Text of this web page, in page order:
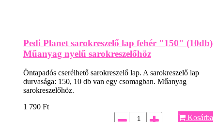
Pedi Planet sarokreszelő lap fehér "150" (10db)
Műanyag nyelű sarokreszelőhöz
Öntapadós cserélhető sarokreszelő lap. A sarokreszelő lap
durvasága: 150, 10 db van egy csomagban. Műanyag
sarokreszelőhöz.
1 790 Ft
Kosárba